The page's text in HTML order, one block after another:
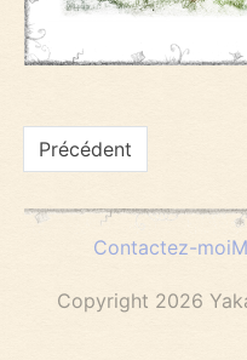
Navigation
de
l’article
Précédent
Contactez-moi
Copyright 2026